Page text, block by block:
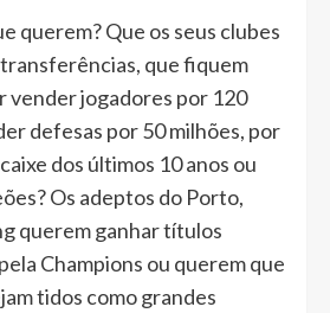
querem? Que os seus clubes
transferências, que fiquem
vender jogadores por 120
defesas por 50 milhões, por
dos últimos 10 anos ou
Os adeptos do Porto,
querem ganhar títulos
Champions ou querem que
tidos como grandes